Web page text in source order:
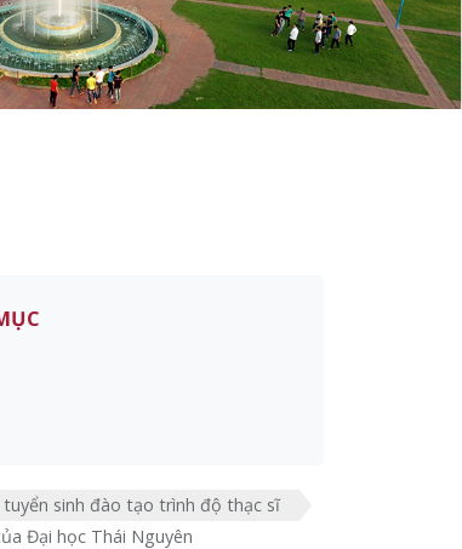
sinh đào tạo trình độ thạc sĩ
Đại học Thái Nguyên